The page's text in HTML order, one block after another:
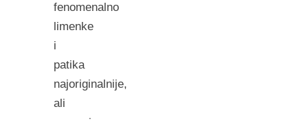
fenomenalno
limenke
i
patika
najoriginalnije,
ali